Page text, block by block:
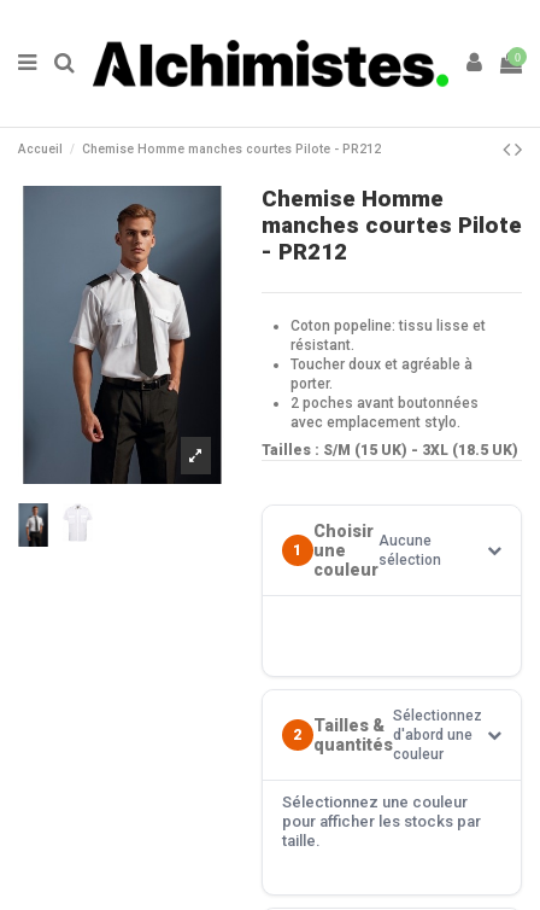
0
Accueil Chemise Homme manches courtes Pilote - PR212
Chemise Homme
manches courtes Pilote
- PR212
Coton popeline: tissu lisse et
résistant.
Toucher doux et agréable à
porter.
2 poches avant boutonnées
avec emplacement stylo.
Tailles : S/M (15 UK) - 3XL (18.5 UK)
1
Choisir
une
couleur
Aucune
sélection
2
Tailles &
quantités
Sélectionnez
d'abord une
couleur
Sélectionnez une couleur
pour afficher les stocks par
taille.